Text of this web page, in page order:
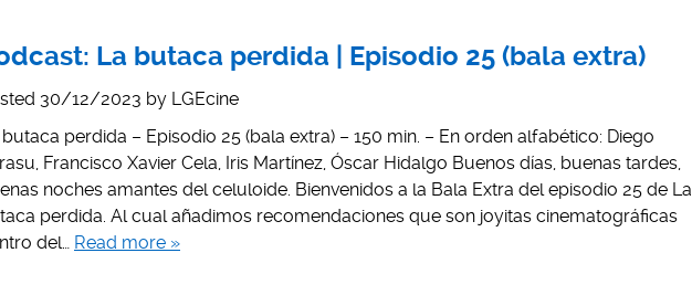
La butaca perdida | Episodio 25 (bala extra)
30/12/2023 by LGEcine
butaca perdida – Episodio 25 (bala extra) – 150 min. – En orden alfabético: Diego
Francisco Xavier Cela, Iris Martínez, Óscar Hidalgo Buenos días, buenas tardes,
noches amantes del celuloide. Bienvenidos a la Bala Extra del episodio 25 de La
perdida. Al cual añadimos recomendaciones que son joyitas cinematográficas
del… Read more »